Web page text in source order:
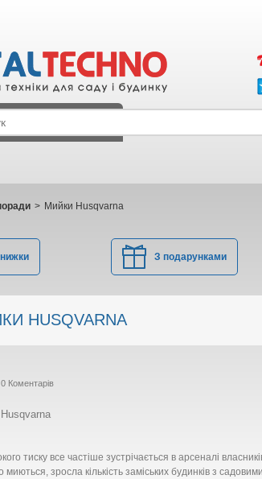
> Мийки Husqvarna
З подарунками
HUSQVARNA
0 Коментарів
тиску все частіше зустрічається в арсеналі
зросла кількість заміських будинків з